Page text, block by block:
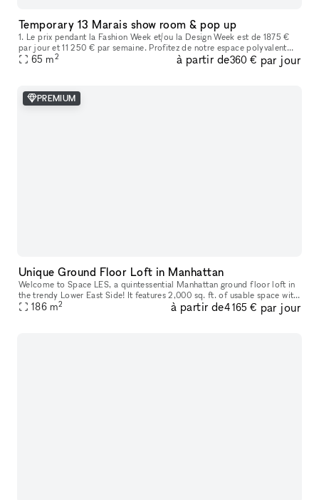
Temporary 13 Marais show room & pop up
1. Le prix pendant la Fashion Week et/ou la Design Week est de 1875 €
par jour et 11 250 € par semaine. Profitez de notre espace polyvalent
idéal pour les showrooms de mode, les produits de luxe, les
65 m2 à partir de360 € par jour
PREMIUM
Unique Ground Floor Loft in Manhattan
Welcome to Space LES, a quintessential Manhattan ground floor loft in
the trendy Lower East Side! It features 2,000 sq. ft. of usable space with
a comfortable capacity of 125 people, 11 ft ceiling, a
186 m2 à partir de4 165 € par jour